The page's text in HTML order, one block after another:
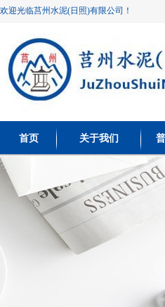
欢迎光临莒州水泥(日照)有限公司！
首页 关于我们